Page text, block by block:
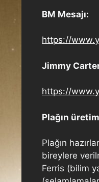
BM Mesajı:
https://
Jimmy
https://
Plağın
Plağın
bireylere
Ferris (bilim